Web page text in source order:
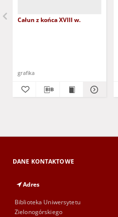
Całun z końca XVIII w.
grafika
DANE KONTAKTOWE
Adres
Biblioteka Uniwersytetu
Zielonogórskiego